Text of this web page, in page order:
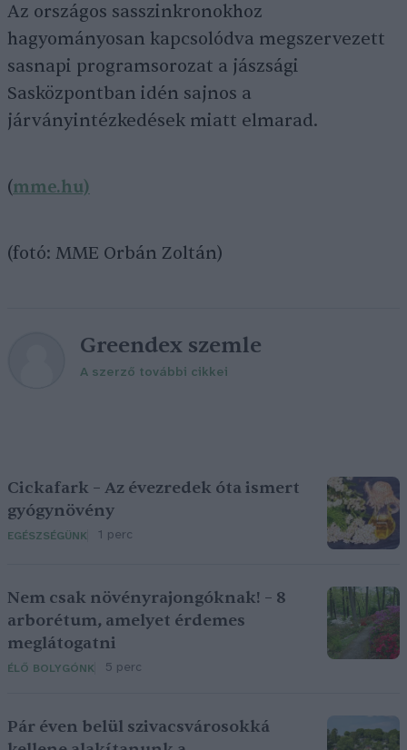
Az országos sasszinkronokhoz
hagyományosan kapcsolódva megszervezett
sasnapi programsorozat a jászsági
Sasközpontban idén sajnos a
járványintézkedések miatt elmarad.
(mme.hu)
(fotó: MME Orbán Zoltán)
Greendex szemle
A szerző további cikkei
Cickafark – Az évezredek óta ismert
gyógynövény
EGÉSZSÉGÜNK 1 perc
Nem csak növényrajongóknak! – 8
arborétum, amelyet érdemes
meglátogatni
ÉLŐ BOLYGÓNK 5 perc
Pár éven belül szivacsvárosokká